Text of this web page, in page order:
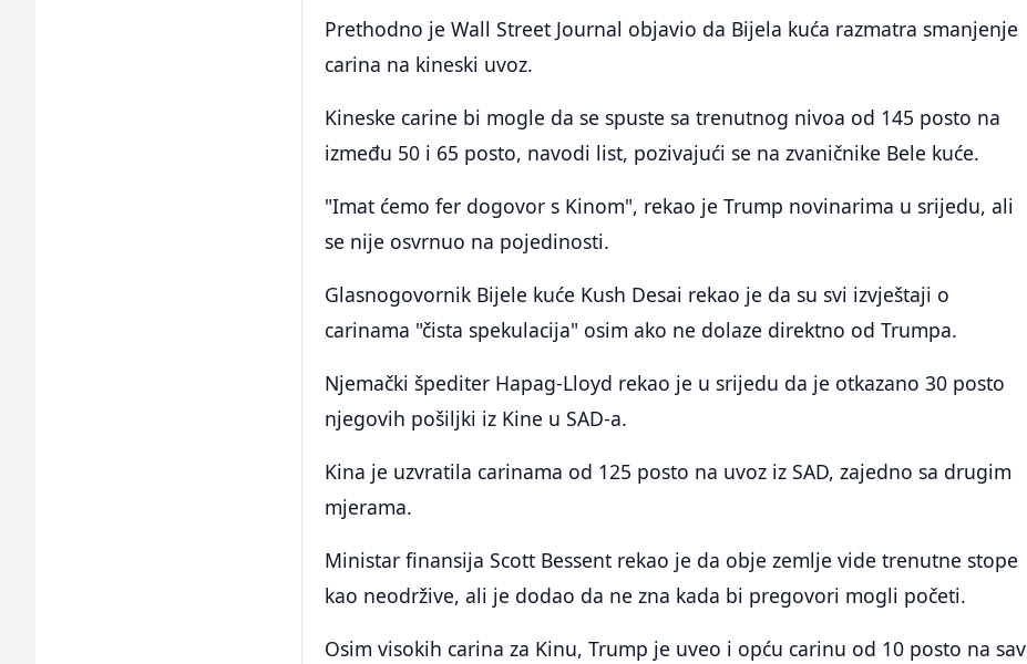
Prethodno je Wall Street Journal objavio da Bijela kuća razmatra smanjenje
carina na kineski uvoz.
Kineske carine bi mogle da se spuste sa trenutnog nivoa od 145 posto na
između 50 i 65 posto, navodi list, pozivajući se na zvaničnike Bele kuće.
"Imat ćemo fer dogovor s Kinom", rekao je Trump novinarima u srijedu, ali
se nije osvrnuo na pojedinosti.
Glasnogovornik Bijele kuće Kush Desai rekao je da su svi izvještaji o
carinama "čista spekulacija" osim ako ne dolaze direktno od Trumpa.
Njemački špediter Hapag-Lloyd rekao je u srijedu da je otkazano 30 posto
njegovih pošiljki iz Kine u SAD-a.
Kina je uzvratila carinama od 125 posto na uvoz iz SAD, zajedno sa drugim
mjerama.
Ministar finansija Scott Bessent rekao je da obje zemlje vide trenutne stope
kao neodržive, ali je dodao da ne zna kada bi pregovori mogli početi.
Osim visokih carina za Kinu, Trump je uveo i opću carinu od 10 posto na sav